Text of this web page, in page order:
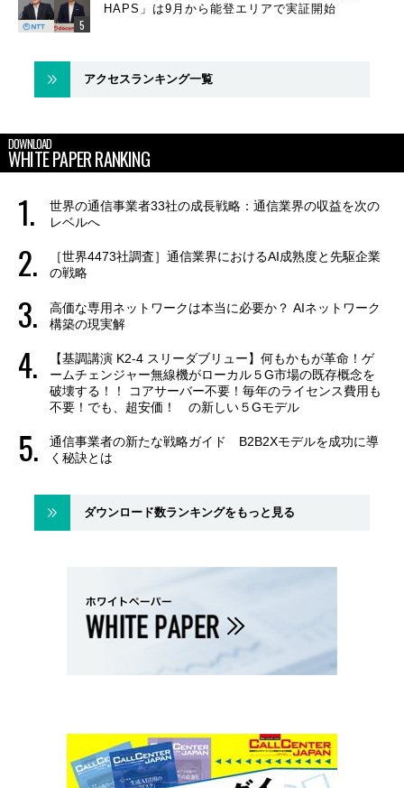
HAPS」は9月から能登エリアで実証開始
アクセスランキング一覧
DOWNLOAD
WHITE PAPER RANKING
世界の通信事業者33社の成長戦略：通信業界の収益を次の
レベルへ
［世界4473社調査］通信業界におけるAI成熟度と先駆企業
の戦略
高価な専用ネットワークは本当に必要か？ AIネットワーク
構築の現実解
【基調講演 K2-4 スリーダブリュー】何もかもが革命！ゲ
ームチェンジャー無線機がローカル５G市場の既存概念を
破壊する！！ コアサーバー不要！毎年のライセンス費用も
不要！でも、超安価！ の新しい５Gモデル
通信事業者の新たな戦略ガイド B2B2Xモデルを成功に導
く秘訣とは
ダウンロード数ランキングをもっと見る